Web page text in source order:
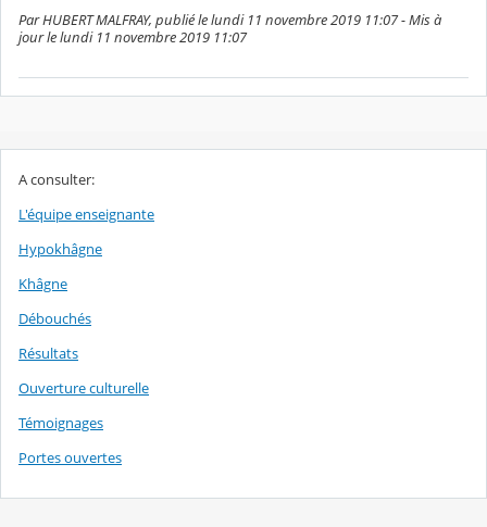
Par HUBERT MALFRAY, publié le lundi 11 novembre 2019 11:07 - Mis à
jour le lundi 11 novembre 2019 11:07
A consulter:
L'équipe enseignante
Hypokhâgne
Khâgne
Débouchés
Résultats
Ouverture culturelle
Témoignages
Portes ouvertes